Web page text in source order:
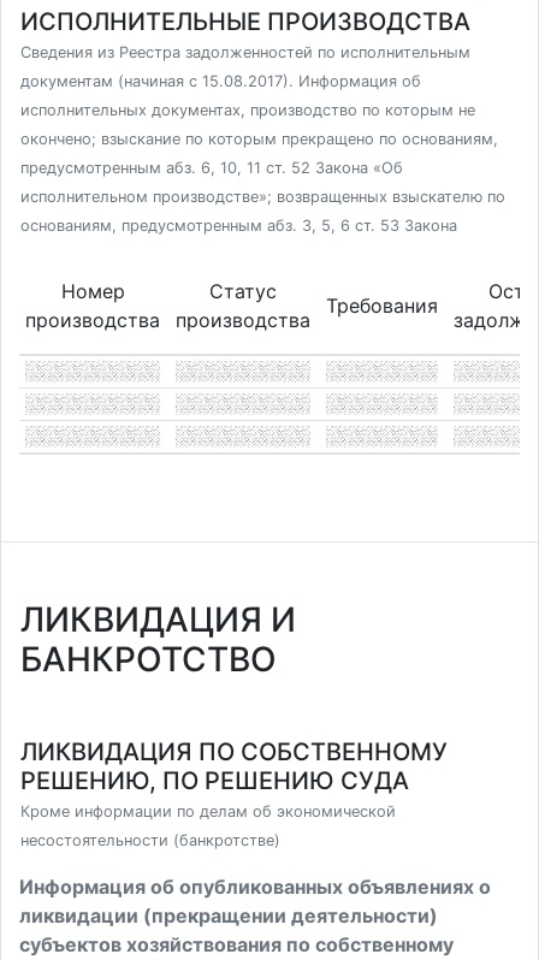
ИСПОЛНИТЕЛЬНЫЕ ПРОИЗВОДСТВА
Сведения из Реестра задолженностей по исполнительным
документам (начиная с 15.08.2017). Информация об
исполнительных документах, производство по которым не
окончено; взыскание по которым прекращено по основаниям,
предусмотренным абз. 6, 10, 11 ст. 52 Закона «Об
исполнительном производстве»; возвращенных взыскателю по
основаниям, предусмотренным абз. 3, 5, 6 ст. 53 Закона
Номер
производства
Статус
производства
Требования
ЛИКВИДАЦИЯ И
БАНКРОТСТВО
ЛИКВИДАЦИЯ ПО СОБСТВЕННОМУ
РЕШЕНИЮ, ПО РЕШЕНИЮ СУДА
Кроме информации по делам об экономической
несостоятельности (банкротстве)
Информация об опубликованных объявлениях о
ликвидации (прекращении деятельности)
субъектов хозяйствования по собственному